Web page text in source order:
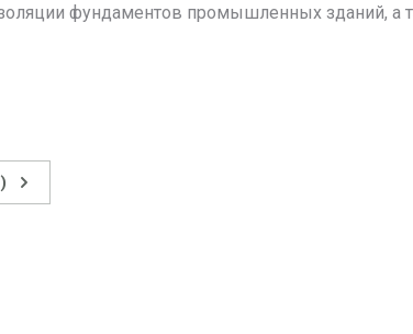
фундаментов промышленных зданий, а